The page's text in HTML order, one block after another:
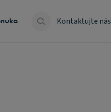
Kontaktujte nás